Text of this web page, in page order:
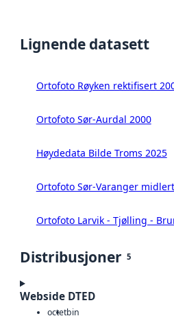
Lignende datasett
Ortofoto Røyken rektifisert
Ortofoto Sør-Aurdal 2000
Høydedata Bilde Troms 2025
Ortofoto Sør-Varanger
Ortofoto Larvik - Tjølling -
Distribusjoner 5
Webside DTED
octetbin